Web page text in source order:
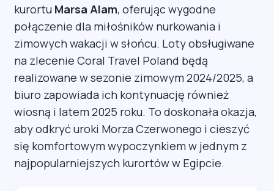
kurortu Marsa Alam, oferując wygodne
połączenie dla miłośników nurkowania i
zimowych wakacji w słońcu. Loty obsługiwane
na zlecenie Coral Travel Poland będą
realizowane w sezonie zimowym 2024/2025, a
biuro zapowiada ich kontynuację również
wiosną i latem 2025 roku. To doskonała okazja,
aby odkryć uroki Morza Czerwonego i cieszyć
się komfortowym wypoczynkiem w jednym z
najpopularniejszych kurortów w Egipcie.